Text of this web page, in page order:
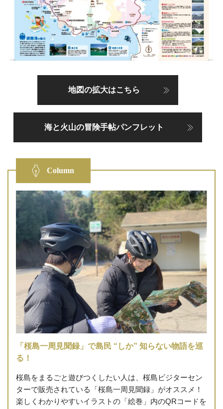
地図の拡大はこちら
海と火山の冒険手帖パンフレット
Column
「桜島一周見聞録」で島民 “しか” 知らない物語を巡
る！
桜島をまるごと遊びつくしたい人は、桜島ビジターセン
ターで販売されている「桜島一周見聞録」がオススメ！
楽しくわかりやすいイラストの「絵巻」内のQRコードを